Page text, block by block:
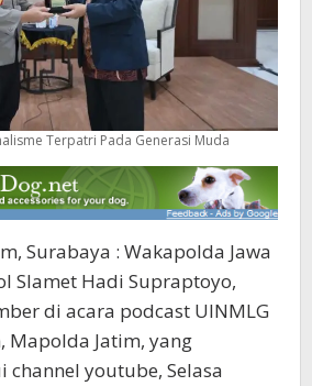
Terpatri Pada Generasi Muda
Surabaya : Wakapolda Jawa
Slamet Hadi Supraptoyo,
di acara podcast UINMLG
Mapolda Jatim, yang
youtube, Selasa